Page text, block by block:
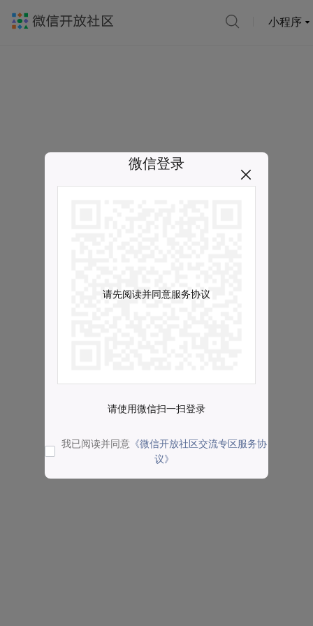
小程序
微信登录
请先阅读并同意服务协议
请使用微信扫一扫登录
我已阅读并同意 《微信开放社区交流专区服务协
议》